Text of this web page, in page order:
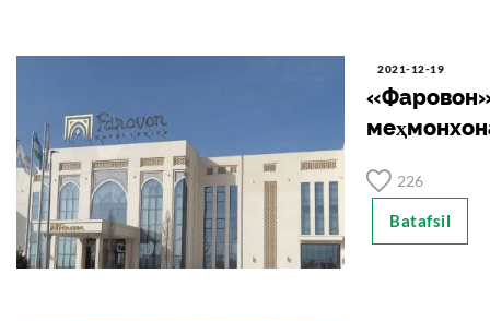
2021-12-19
226
Batafsil